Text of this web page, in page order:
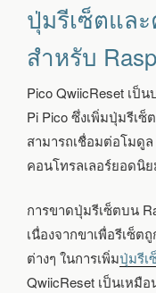
ปุ่มรีเซ็ตแล
สำหรับ
Pico QwiicReset เป็
Pi Pico ซึ่งเพิ่มปุ่มรีเซ็
สามารถเชื่อมต่อโมดู
คอนโทรลเลอร์ยอดนิ
การขาดปุ่มรีเซ็ตบน
เนื่องจากขาเพื่อรีเซ็ต
ต่างๆ ในการเพิ่มปุ่มรีเ
QwiicReset เป็นเหมื